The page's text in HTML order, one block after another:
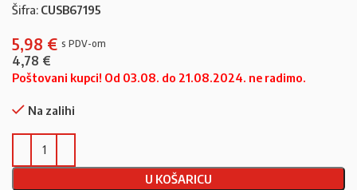
Šifra: CUSB67195
5,98 €
4,78 €
Poštovani kupci! Od 03.08. do 21.08.2024. ne radimo.
Na zalihi
U KOŠARICU